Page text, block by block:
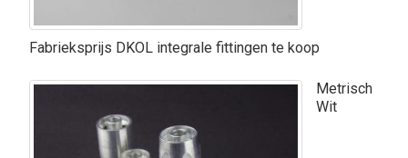
Fabrieksprijs DKOL integrale fittingen te koop
Metrisch
Wit